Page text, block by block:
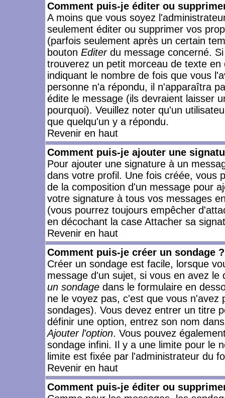
Comment puis-je éditer ou
A moins que vous soyez
seulement éditer ou supprimer vos
(parfois seulement après un certain
bouton Editerdu message concerné.
trouverez un petit morceau de texte
indiquant le nombre de fois que vous
personne n'a répondu, il n'apparaîtra
édite le message (ils devraient laisser
pourquoi). Veuillez noter qu'un
que quelqu'un y a répondu.
Revenir en haut
Comment puis-je ajouter une
Pour ajouter une signature à un
dans votre profil. Une fois créée, vous
de la composition d'un message pour
votre signature à tous vos messages
(vous pourrez toujours empêcher
en décochant la case Attacher sa
Revenir en haut
Comment puis-je créer un sondage ?
Créer un sondage est facile, lorsque
message d'un sujet, si vous en avez
un sondage dans le formulaire en
ne le voyez pas, c'est que vous
sondages). Vous devez entrer un titre
définir une option, entrez son nom
Ajouter l'option. Vous pouvez
sondage infini. Il y a une limite pour le
limite est fixée par l'administrateur du
Revenir en haut
Comment puis-je éditer ou